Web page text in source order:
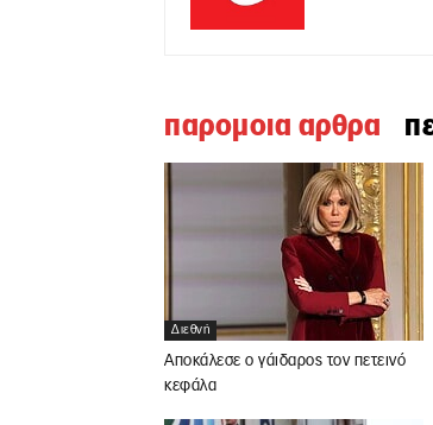
παρομοια αρθρα
Διεθνή
Αποκάλεσε ο γάιδαρος τον πετεινό
κεφάλα